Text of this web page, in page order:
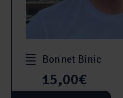
Bonnet Binic
15,00€